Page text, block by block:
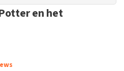
en het